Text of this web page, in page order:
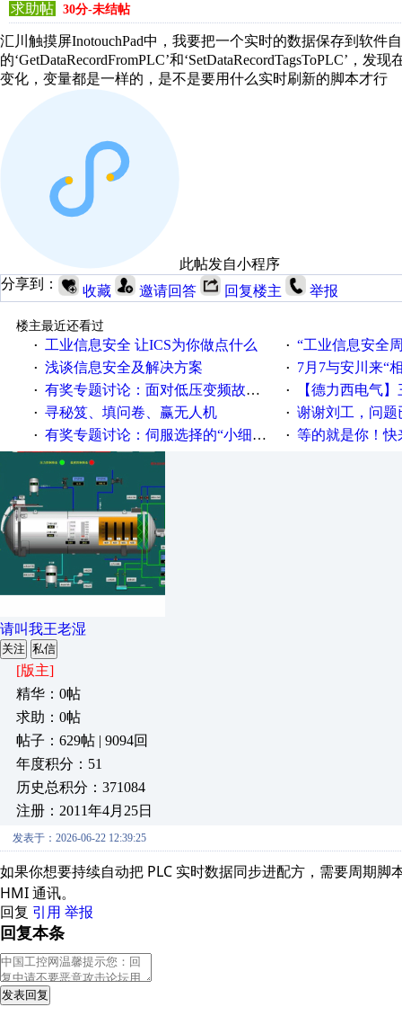
求助帖 30分-未结帖
汇川触摸屏InotouchPad中，我要把一个实时的数据保存到软
的‘GetDataRecordFromPLC’和‘SetDataRecordTagsToPLC’，
变化，变量都是一样的，是不是要用什么实时刷新的脚本才行
此帖发自小程序
分享到：
收藏 邀请回答 回复楼主 举报
楼主最近还看过
·
工业信息安全 让ICS为你做点什么 · “工业信息安全周之我见”
· 浅谈信息安全及解决方案 · 7月7与安川来“
· 有奖专题讨论：面对低压变频故障，老手是这样解决的！ · 【德力西电气】三
· 寻秘笈、填问卷、赢无人机 · 谢谢刘工，问题
· 有奖专题讨论：伺服选择的“小细节大学问”奖励公告 · 等的就是你！快来
请叫我王老湿
关注 私信
[版主]
精华：0帖
求助：0帖
帖子：629帖 | 9094回
年度积分：51
历史总积分：371084
注册：2011年4月25日
发表于：2026-06-22 12:39:25
如果你想要持续自动把 PLC 实时数据同步进配方 ，需要周期脚
HMI 通讯。
回复 引用 举报
回复本条
发表回复